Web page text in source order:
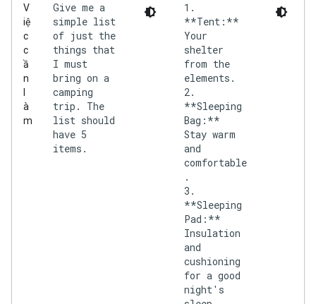
V
iệ
c
c
ầ
n
à
m
Give me a
simple list
of just the
things that
I must
bring on a
camping
trip. The
list should
have 5
items.
1.
**Tent:**
Your
shelter
from the
elements.
2.
**Sleeping
Bag:**
Stay warm
and
comfortable
.
3.
**Sleeping
Pad:**
Insulation
and
cushioning
for a good
night's